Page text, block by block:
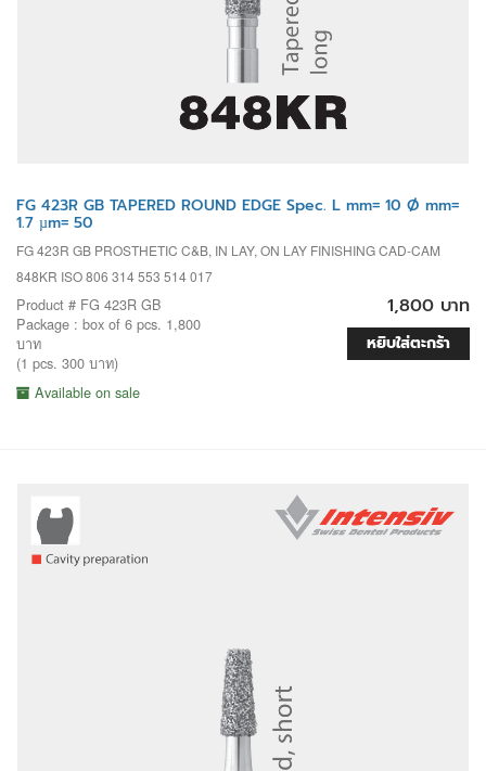
FG 423R GB TAPERED ROUND EDGE Spec. L mm= 10 Ø mm=
1.7 µm= 50
FG 423R GB PROSTHETIC C&B, IN LAY, ON LAY FINISHING CAD-CAM
848KR ISO 806 314 553 514 017
Product # FG 423R GB
Package : box of 6 pcs. 1,800
บาท
(1 pcs. 300 บาท)
Available on sale
1,800 บาท
หยิบใส่ตะกร้า